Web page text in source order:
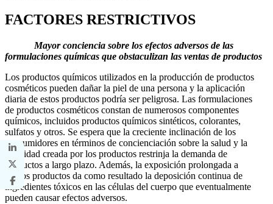
FACTORES RESTRICTIVOS
Mayor conciencia sobre los efectos adversos de las
formulaciones químicas que obstaculizan las ventas de productos
Los productos químicos utilizados en la producción de productos
cosméticos pueden dañar la piel de una persona y la aplicación
diaria de estos productos podría ser peligrosa. Las formulaciones
de productos cosméticos constan de numerosos componentes
químicos, incluidos productos químicos sintéticos, colorantes,
sulfatos y otros. Se espera que la creciente inclinación de los
consumidores en términos de concienciación sobre la salud y la
toxicidad creada por los productos restrinja la demanda de
productos a largo plazo. Además, la exposición prolongada a
dichos productos da como resultado la deposición continua de
ingredientes tóxicos en las células del cuerpo que eventualmente
pueden causar efectos adversos.